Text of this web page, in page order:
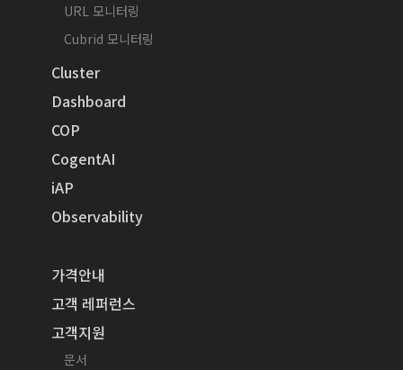
URL 모니터링
Cubrid 모니터링
Cluster
Dashboard
COP
CogentAI
iAP
Observability
가격안내
고객 레퍼런스
고객지원
문서